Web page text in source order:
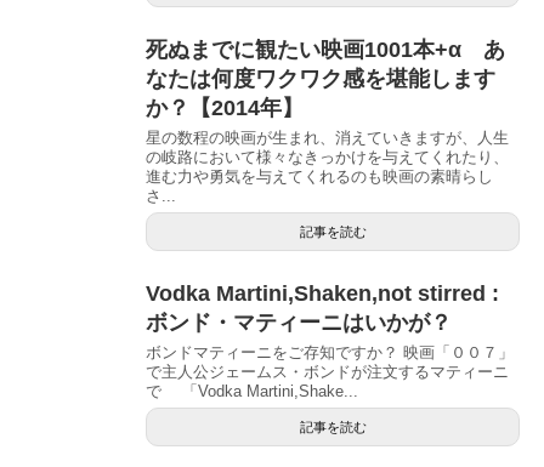
死ぬまでに観たい映画1001本+α あ
なたは何度ワクワク感を堪能します
か？【2014年】
星の数程の映画が生まれ、消えていきますが、人生
の岐路において様々なきっかけを与えてくれたり、
進む力や勇気を与えてくれるのも映画の素晴らし
さ...
記事を読む
Vodka Martini,Shaken,not stirred :
ボンド・マティーニはいかが？
ボンドマティーニをご存知ですか？ 映画「００７」
で主人公ジェームス・ボンドが注文するマティーニ
で 「Vodka Martini,Shake...
記事を読む